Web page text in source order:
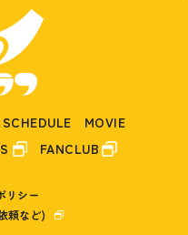
SCHEDULE
MOVIE
FANCLUB
リシー
頼など)